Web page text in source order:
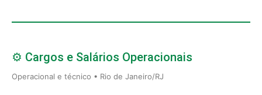
⚙️ Cargos e Salários Operacionais
Operacional e técnico • Rio de Janeiro/RJ